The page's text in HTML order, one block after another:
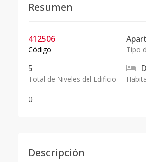
Resumen
412506
Código Tipo
5
Total de Niveles del Edificio
0
Descripción